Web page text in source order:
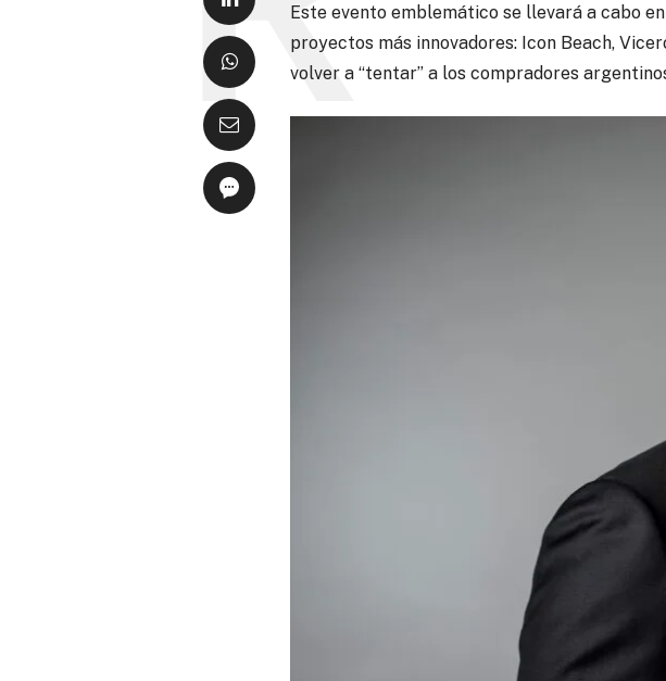
Este evento emblemático se llevará a cabo
proyectos más innovadores: Icon Beach,
volver a “tentar” a los compradores